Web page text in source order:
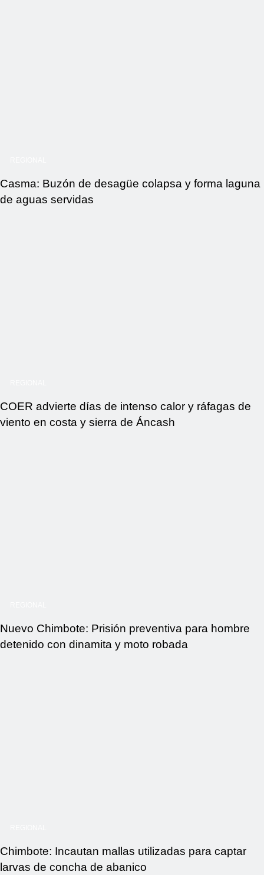
Casma: Buzón de desagüe colapsa y forma laguna
de aguas servidas
COER advierte días de intenso calor y ráfagas de
viento en costa y sierra de Áncash
Nuevo Chimbote: Prisión preventiva para hombre
detenido con dinamita y moto robada
Chimbote: Incautan mallas utilizadas para captar
larvas de concha de abanico